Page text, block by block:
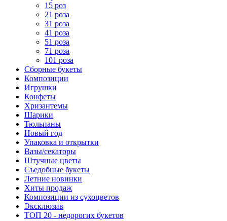
15 роз
21 роза
31 роза
41 роза
51 роза
71 роза
101 роза
Сборные букеты
Композиции
Игрушки
Конфеты
Хризантемы
Шарики
Тюльпаны
Новый год
Упаковка и открытки
Вазы/секаторы
Штучные цветы
Съедобные букеты
Летние новинки
Хиты продаж
Композиции из сухоцветов
Эксклюзив
ТОП 20 - недорогих букетов